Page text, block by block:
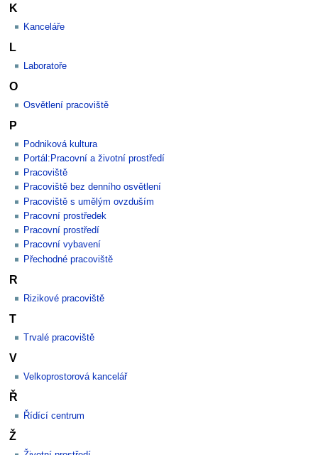
K
Kanceláře
L
Laboratoře
O
Osvětlení pracoviště
P
Podniková kultura
Portál:Pracovní a životní prostředí
Pracoviště
Pracoviště bez denního osvětlení
Pracoviště s umělým ovzduším
Pracovní prostředek
Pracovní prostředí
Pracovní vybavení
Přechodné pracoviště
R
Rizikové pracoviště
T
Trvalé pracoviště
V
Velkoprostorová kancelář
Ř
Řídící centrum
Ž